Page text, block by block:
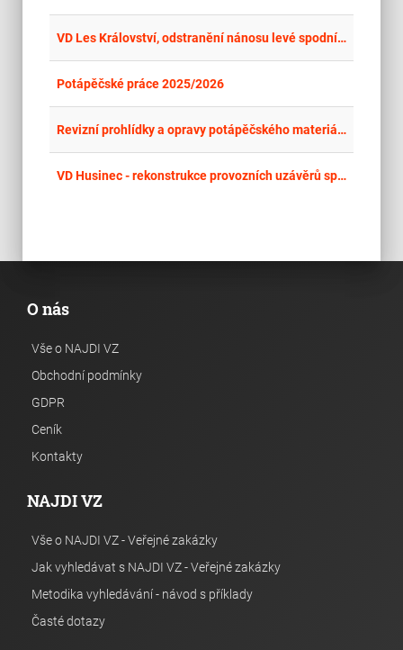
VD Les Království, odstranění nánosu levé spodní výpusti
Potápěčské práce 2025/2026
Revizní prohlídky a opravy potápěčského materiálu
VD Husinec - rekonstrukce provozních uzávěrů spodních výpustí
O nás
Vše o NAJDI VZ
Obchodní podmínky
GDPR
Ceník
Kontakty
NAJDI VZ
Vše o NAJDI VZ - Veřejné zakázky
Jak vyhledávat s NAJDI VZ - Veřejné zakázky
Metodika vyhledávání - návod s příklady
Časté dotazy